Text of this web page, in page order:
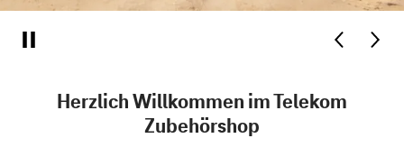
Herzlich Willkommen im Telekom
Zubehörshop